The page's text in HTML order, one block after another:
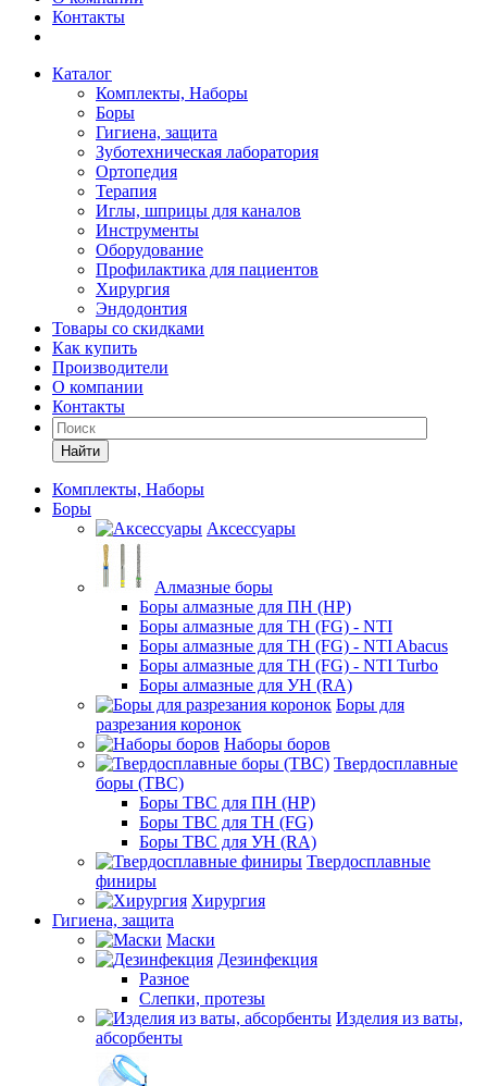
Контакты
Каталог
Комплекты, Наборы
Боры
Гигиена, защита
Зуботехническая лаборатория
Ортопедия
Терапия
Иглы, шприцы для каналов
Инструменты
Оборудование
Профилактика для пациентов
Хирургия
Эндодонтия
Товары со скидками
Как купить
Производители
О компании
Контакты
Найти
Комплекты, Наборы
Боры
Аксессуары
Алмазные боры
Боры алмазные для ПН (HP)
Боры алмазные для ТН (FG) - NTI
Боры алмазные для ТН (FG) - NTI Abacus
Боры алмазные для ТН (FG) - NTI Turbo
Боры алмазные для УН (RA)
Боры для
разрезания коронок
Наборы боров
Твердосплавные
боры (ТВС)
Боры ТВС для ПН (HP)
Боры ТВС для ТН (FG)
Боры ТВС для УН (RA)
Твердосплавные
финиры
Хирургия
Гигиена, защита
Маски
Дезинфекция
Разное
Слепки, протезы
Изделия из ваты,
абсорбенты